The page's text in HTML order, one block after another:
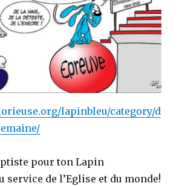
lapinbleu/category/d
pour ton Lapin
service de l’Eglise et du monde!